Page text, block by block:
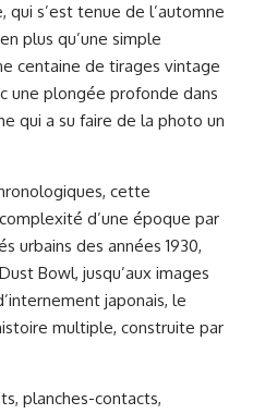
qui s’est tenue de l’automne
plus qu’une simple
centaine de tirages vintage
une plongée profonde dans
qui a su faire de la photo un
cette
d’une époque par
urbains des années 1930,
Bowl, jusqu’aux images
japonais, le
multiple, construite par
planches-contacts,